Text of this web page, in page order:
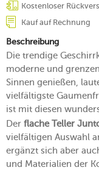
Kostenloser
Kauf auf Rechnung
Beschreibung
Die trendige
moderne und
Sinnen genießen,
vielfältigste
ist mit diesen
Der flache Teller
vielfältigen Auswahl
ergänzt sich aber
und Materialien der